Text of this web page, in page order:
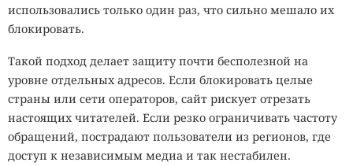
использовались только один раз, что сильно мешало их
блокировать.
Такой подход делает защиту почти бесполезной на
уровне отдельных адресов. Если блокировать целые
страны или сети операторов, сайт рискует отрезать
настоящих читателей. Если резко ограничивать частоту
обращений, пострадают пользователи из регионов, где
доступ к независимым медиа и так нестабилен.